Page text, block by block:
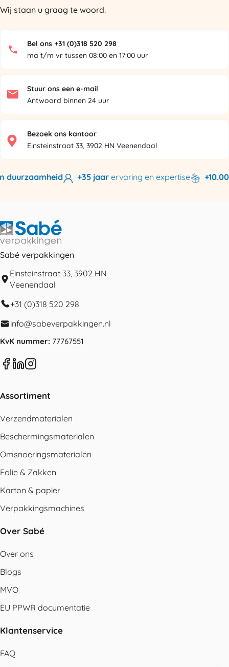
Wij staan u graag te woord.
Bel ons +31 (0)318 520 298
ma t/m vr tussen 08:00 en 17:00 uur
Stuur ons een e-mail
Antwoord binnen 24 uur
Bezoek ons kantoor
Einsteinstraat 33, 3902 HN Veenendaal
+35 jaarervaring en expertise
Sabé verpakkingen
Einsteinstraat 33, 3902 HN
Veenendaal
+31 (0)318 520 298
info@sabeverpakkingen.nl
KvK nummer: 77767551
Assortiment
Verzendmaterialen
Beschermingsmaterialen
Omsnoeringsmaterialen
Folie & Zakken
Karton & papier
Verpakkingsmachines
Over Sabé
Over ons
Blogs
MVO
EU PPWR documentatie
Klantenservice
FAQ